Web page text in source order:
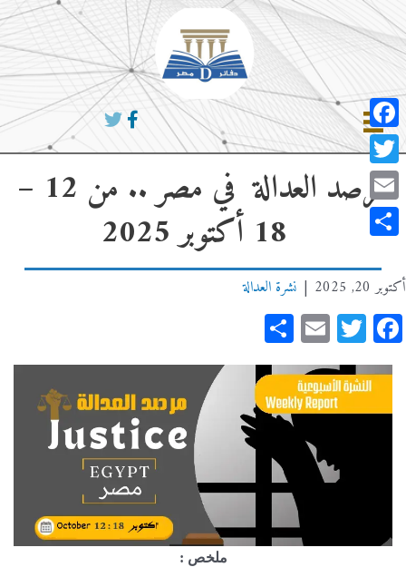
تخطي
إلى
المحتوى
مرصد العدالة في مصر .. من 12 –
أكتوبر 20, 2025 | نشرة العدالة
Facebook
Twitter
Email
ملخص :
Facebook
Twitter
Email